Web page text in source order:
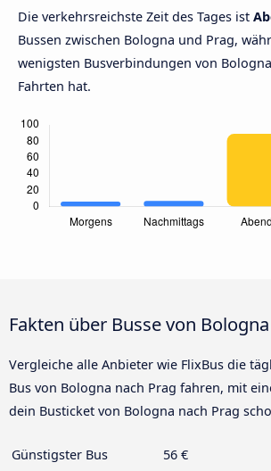
Die verkehrsreichste Zeit des Tages ist
Bussen zwischen Bologna und Prag,
wenigsten Busverbindungen von
Fahrten hat.
Fakten über Busse von
Vergleiche alle Anbieter wie FlixBus die
Bus von Bologna nach Prag fahren, mit
dein Busticket von Bologna nach Prag
Günstigster Bus
56 €